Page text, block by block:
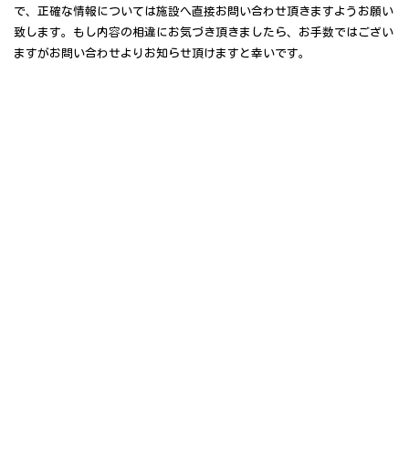
で、正確な情報については施設へ直接お問い合わせ頂きますようお願い
致します。もし内容の相違にお気づき頂きましたら、お手数ではござい
ますがお問い合わせよりお知らせ頂けますと幸いです。